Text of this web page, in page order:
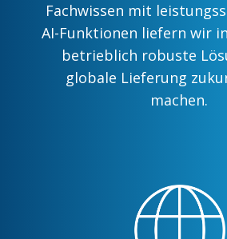
Fachwissen mit
AI-Funktionen liefern wir
betrieblich robuste
globale Lieferung
machen.